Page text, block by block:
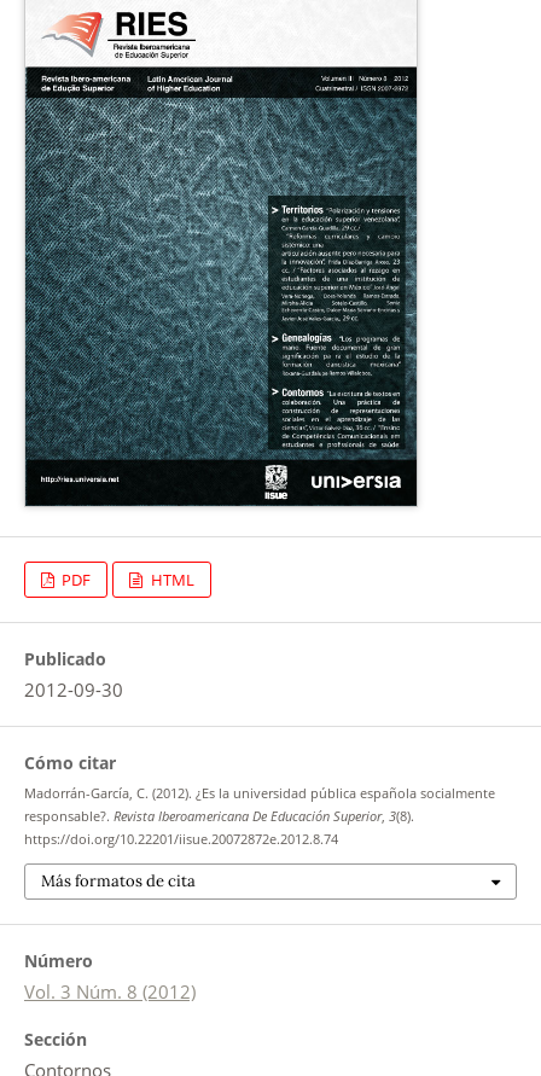
PDF HTML
Publicado
2012-09-30
Cómo citar
Madorrán-García, C. (2012). ¿Es la universidad pública española socialmente
responsable?. Revista Iberoamericana De Educación Superior, 3(8).
https://doi.org/10.22201/iisue.20072872e.2012.8.74
Más formatos de cita
Número
Vol. 3 Núm. 8 (2012)
Sección
Contornos